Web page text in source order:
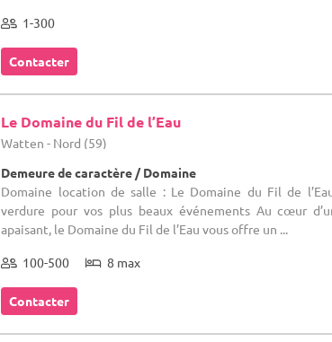
1-300
Contacter
Le Domaine du Fil de l’Eau
Watten - Nord (59)
Demeure de caractère / Domaine
Domaine location de salle : Le Domaine du Fil de
verdure pour vos plus beaux événements Au cœur
apaisant, le Domaine du Fil de l’Eau vous offre un ...
100-500 8 max
Contacter